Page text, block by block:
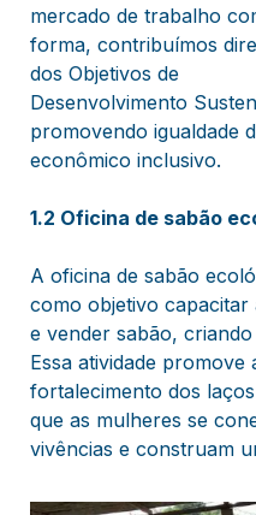
mercado de trabalho
forma, contribuímos
dos Objetivos de
Desenvolvimento
promovendo igualdade
econômico inclusivo.
1.2 Oficina de sabão
A oficina de sabão
como objetivo
e vender sabão,
Essa atividade
fortalecimento dos
que as mulheres se
vivências e construam